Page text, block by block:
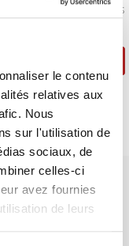
le contenu
relatives aux
Nous
sur l'utilisation de
sociaux, de
celles-ci
avez fournies
de leurs
of Sale: Yes